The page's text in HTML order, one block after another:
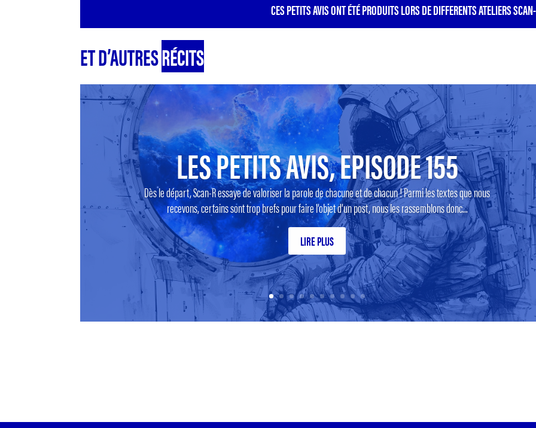
CES PETITS AVIS ONT ÉTÉ PRODUITS LORS DE DIFFERENTS ATELIERS
ET D’AUTRESRÉCITS
LES PETITS AVIS, EPISODE 155
Dès le départ, Scan-R essaye de valoriser la parole de chacune et de chacun ! Parmi les textes que nous
recevons, certains sont trop brefs pour faire l’objet d’un post, nous les rassemblons donc...
LIRE PLUS